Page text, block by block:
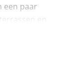
een paar
en
eenvoudig te
enkele